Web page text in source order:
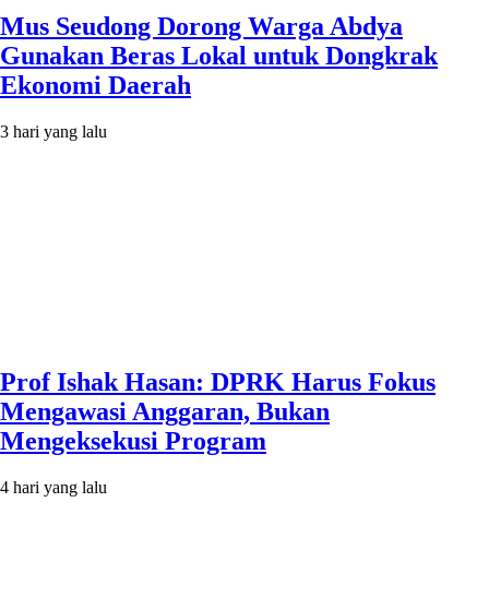
Mus Seudong Dorong Warga Abdya
Gunakan Beras Lokal untuk Dongkrak
Ekonomi Daerah
3 hari yang lalu
Prof Ishak Hasan: DPRK Harus Fokus
Mengawasi Anggaran, Bukan
Mengeksekusi Program
4 hari yang lalu